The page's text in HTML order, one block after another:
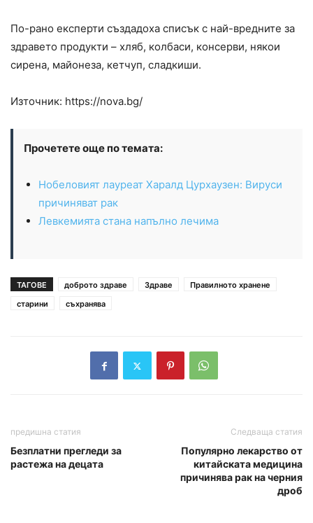
По-рано експерти създадоха списък с най-вредните за
здравето продукти – хляб, колбаси, консерви, някои
сирена, майонеза, кетчуп, сладкиши.
Източник: https://nova.bg/
Прочетете още по темата:
Нобеловият лауреат Харалд Цурхаузен: Вируси
причиняват рак
Левкемията стана напълно лечима
ТАГОВЕ доброто здраве Здраве
Правилното хранене
старини
съхранява
предишна статия
Безплатни прегледи за
растежа на децата
Следваща статия
Популярно лекарство от
китайската медицина
причинява рак на черния
дроб